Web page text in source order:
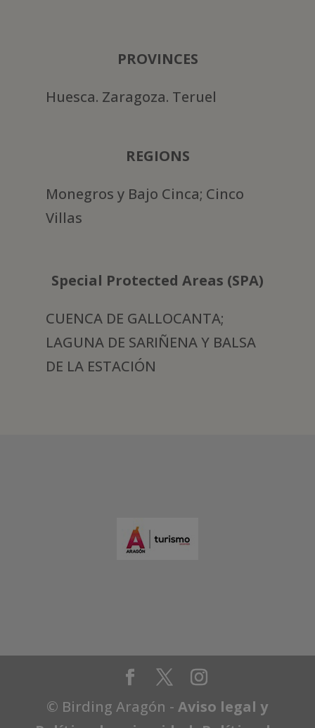
PROVINCES
Huesca. Zaragoza. Teruel
REGIONS
Monegros y Bajo Cinca; Cinco
Villas
Special Protected Areas (SPA)
CUENCA DE GALLOCANTA;
LAGUNA DE SARIÑENA Y BALSA
DE LA ESTACIÓN
© Birding Aragón -Aviso legal y